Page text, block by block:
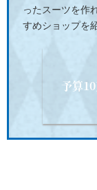
ったスーツを作
すめショップを
予算